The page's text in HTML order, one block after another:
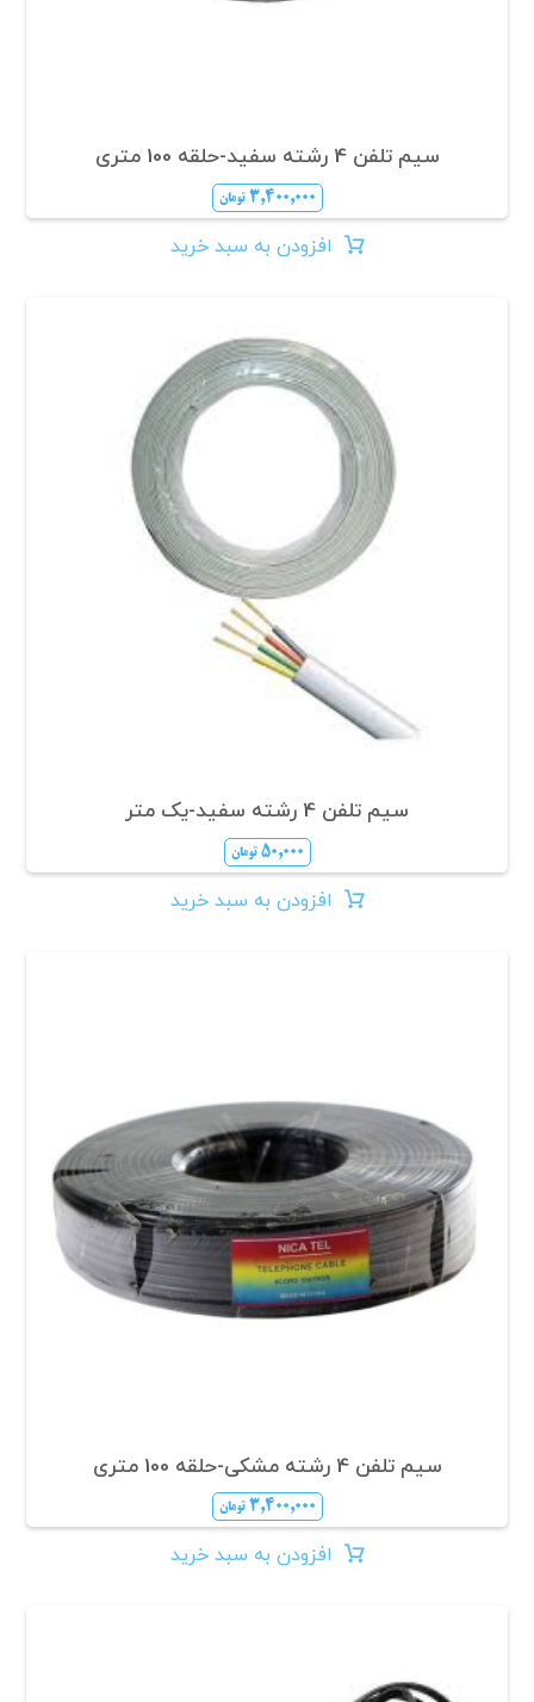
سیم تلفن 4 رشته سفید-حلقه 100 متری
۳,۴۰۰,۰۰۰ تومان
افزودن به سبد خرید
سیم تلفن 4 رشته سفید-یک متر
۵۰,۰۰۰ تومان
افزودن به سبد خرید
سیم تلفن 4 رشته مشکی-حلقه 100 متری
۳,۴۰۰,۰۰۰ تومان
افزودن به سبد خرید